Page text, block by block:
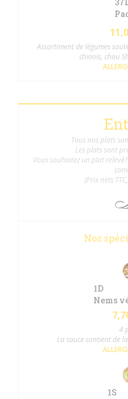
Assortiment de légumes
chinois, chou
Tous nos plats
Les plats sont
Vous souhaitez un plat
(Prix nets
Nos
1D
Nems
4
La sauce contient de
1S